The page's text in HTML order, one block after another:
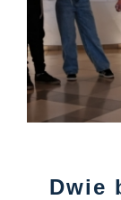
Dwie